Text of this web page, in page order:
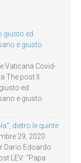
giusto ed
e giusto
Vaticana Covid-
The post Il
ed
e giusto
dietro le quinte
29, 2020
Dario Edoardo
LEV: “Papa